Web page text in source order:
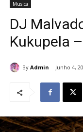
Musica
DJ
Kukupela
By Admin Junho 4,